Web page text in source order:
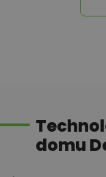
mieszkańców.
że wydaje się
Największą
domu